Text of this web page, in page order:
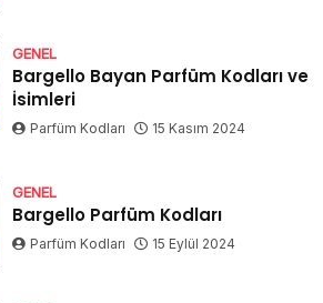
GENEL
Bargello Bayan Parfüm Kodları ve
İsimleri
Parfüm Kodları 15 Kasım 2024
GENEL
Bargello Parfüm Kodları
Parfüm Kodları 15 Eylül 2024